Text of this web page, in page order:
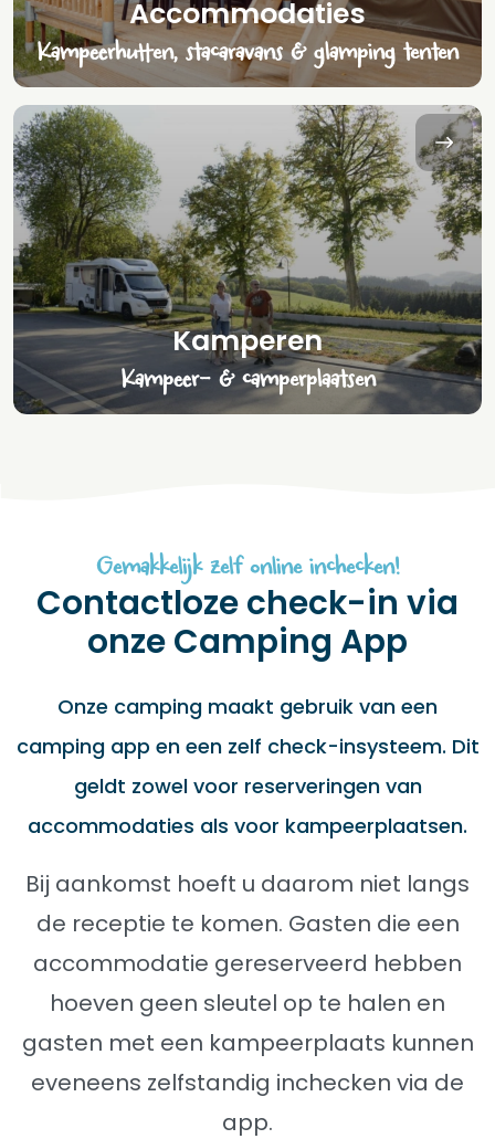
Accommodaties
Kampeerhutten, stacaravans & glamping tenten
Kamperen
Kampeer- & camperplaatsen
Gemakkelijk zelf online inchecken!
Contactloze check-in via
onze Camping App
Onze camping maakt gebruik van een
camping app en een zelf check-insysteem. Dit
geldt zowel voor reserveringen van
accommodaties als voor kampeerplaatsen.
Bij aankomst hoeft u daarom niet langs
de receptie te komen. Gasten die een
accommodatie gereserveerd hebben
hoeven geen sleutel op te halen en
gasten met een kampeerplaats kunnen
eveneens zelfstandig inchecken via de
app.